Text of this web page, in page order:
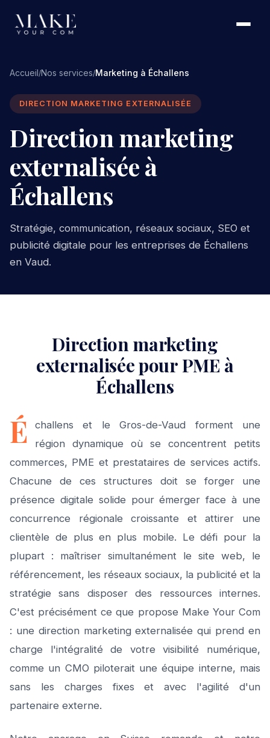
Accueil/Nos services/Marketing à Échallens
DIRECTION MARKETING EXTERNALISÉE
Direction marketing
externalisée à
Échallens
Stratégie, communication, réseaux sociaux, SEO et
publicité digitale pour les entreprises de Échallens
en Vaud.
Direction marketing
externalisée pour PME à
Échallens
É
challens et le Gros-de-Vaud forment une
région dynamique où se concentrent petits
commerces, PME et prestataires de services actifs.
Chacune de ces structures doit se forger une
présence digitale solide pour émerger face à une
concurrence régionale croissante et attirer une
clientèle de plus en plus mobile. Le défi pour la
plupart : maîtriser simultanément le site web, le
référencement, les réseaux sociaux, la publicité et la
stratégie sans disposer des ressources internes.
C'est précisément ce que propose Make Your Com
: une direction marketing externalisée qui prend en
charge l'intégralité de votre visibilité numérique,
comme un CMO piloterait une équipe interne, mais
sans les charges fixes et avec l'agilité d'un
partenaire externe.